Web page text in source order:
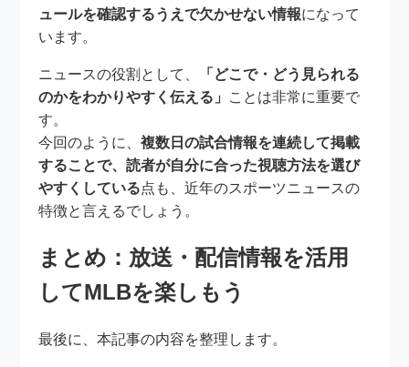
ュールを確認するうえで欠かせない情報になって
います。
ニュースの役割として、
「どこで・どう見られる
のかをわかりやすく伝える」 ことは非常に重要で
す。
今回のように、複数日の試合情報を連続して掲載
することで、読者が自分に合った視聴方法を選び
やすくしている点も、近年のスポーツニュースの
特徴と言えるでしょう。
まとめ：放送・配信情報を活用
してMLBを楽しもう
最後に、本記事の内容を整理します。